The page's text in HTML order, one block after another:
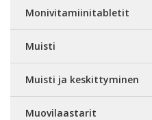
Monivitamiinitabletit
Muisti
Muisti ja keskittyminen
Muovilaastarit